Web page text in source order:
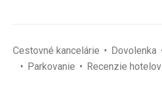
Cestovné kancelárie Dovolenka
Parkovanie
Recenzie hotelov